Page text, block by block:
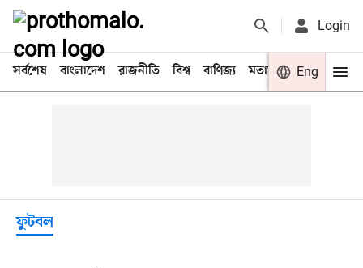
Login
সর্বশেষ বাংলাদেশ রাজনীতি বিশ্ব বাণিজ্য মতামত খেলা
Eng
ফুটবল